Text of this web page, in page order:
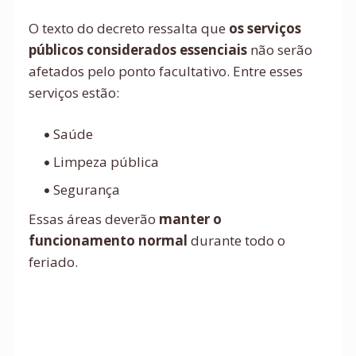
O texto do decreto ressalta que os serviços
públicos considerados essenciais não serão
afetados pelo ponto facultativo. Entre esses
serviços estão:
Saúde
Limpeza pública
Segurança
Essas áreas deverão manter o
funcionamento normal durante todo o
feriado.